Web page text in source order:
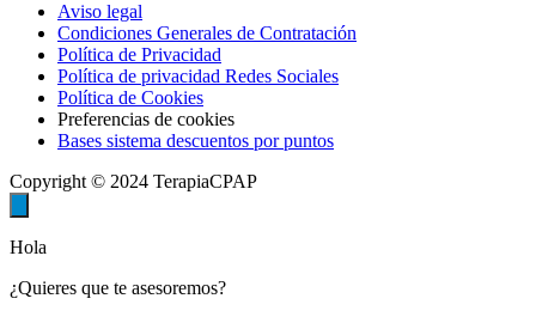
Aviso legal
Condiciones Generales de Contratación
Política de Privacidad
Política de privacidad Redes Sociales
Política de Cookies
Preferencias de cookies
Bases sistema descuentos por puntos
Copyright © 2024 TerapiaCPAP
Hola
¿Quieres que te asesoremos?